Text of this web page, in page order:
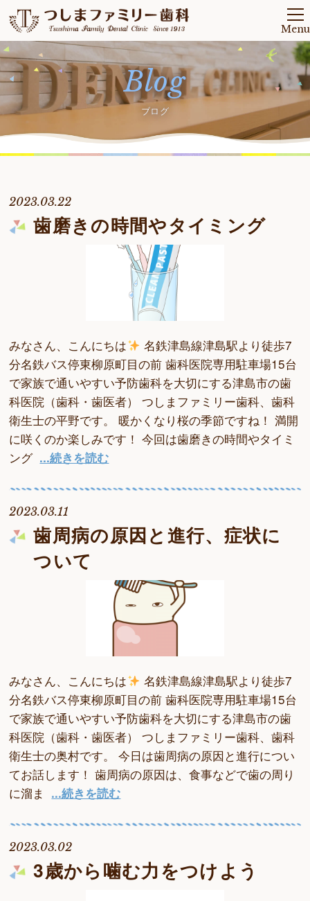
Blog
ブログ
Menu
2023.03.22
歯磨きの時間やタイミング
みなさん、こんにちは
名鉄津島線津島駅より徒歩7
分名鉄バス停東柳原町目の前 歯科医院専用駐車場15台
で家族で通いやすい予防歯科を大切にする津島市の歯
科医院（歯科・歯医者） つしまファミリー歯科、歯科
衛生士の平野です。 暖かくなり桜の季節ですね！ 満開
に咲くのか楽しみです！ 今回は歯磨きの時間やタイミ
ング ...続きを読む
2023.03.11
歯周病の原因と進行、症状に
ついて
みなさん、こんにちは
名鉄津島線津島駅より徒歩7
分名鉄バス停東柳原町目の前 歯科医院専用駐車場15台
で家族で通いやすい予防歯科を大切にする津島市の歯
科医院（歯科・歯医者） つしまファミリー歯科、歯科
衛生士の奥村です。 今日は歯周病の原因と進行につい
てお話します！ 歯周病の原因は、食事などで歯の周り
に溜ま
...続きを読む
2023.03.02
3歳から噛む力をつけよう